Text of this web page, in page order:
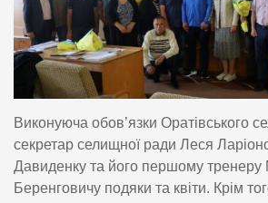
Виконуюча обов’язки Оратівського
секретар селищної ради Леся
Давиденку та його першому тренеру
Беренговичу подяки та квіти. Крім